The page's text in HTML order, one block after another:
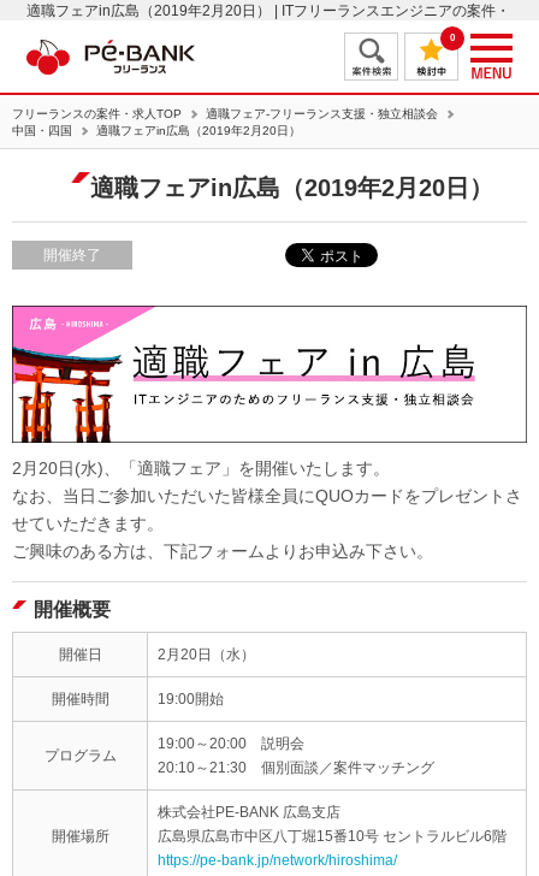
適職フェアin広島（2019年2月20日） | ITフリーランスエンジニアの案件・
0
フリーランスの案件・求人TOP
適職フェア-フリーランス支援・独立相談会
中国・四国
適職フェアin広島（2019年2月20日）
適職フェアin広島（2019年2月20日）
開催終了
2月20日(水)、「適職フェア」を開催いたします。
なお、当日ご参加いただいた皆様全員にQUOカードをプレゼントさ
せていただきます。
ご興味のある方は、下記フォームよりお申込み下さい。
開催概要
開催日 2月20日（水）
開催時間 19:00開始
プログラム
19:00～20:00 説明会
20:10～21:30 個別面談／案件マッチング
開催場所
株式会社PE-BANK 広島支店
広島県広島市中区八丁堀15番10号 セントラルビル6階
https://pe-bank.jp/network/hiroshima/